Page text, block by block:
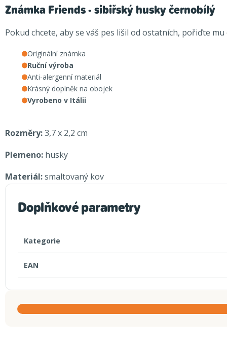
Známka Friends - sibiřský husky černobílý
Pokud chcete, aby se váš pes lišil od ostatních, pořiďte
Originální známka
Ruční výroba
Anti-alergenní materiál
Krásný doplněk na obojek
Vyrobeno v Itálii
Rozměry:3,7 x 2,2 cm
Plemeno: husky
Materiál:smaltovaný kov
Doplňkové parametry
Kategorie
EAN